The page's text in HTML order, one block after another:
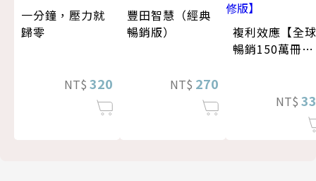
一分鐘，壓力就
歸零
NT$ 320
豐田智慧（經典
暢銷版）
NT$ 270
複利效應【全球
暢銷150萬冊・
NT$